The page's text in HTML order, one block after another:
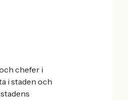
chefer i
i staden och